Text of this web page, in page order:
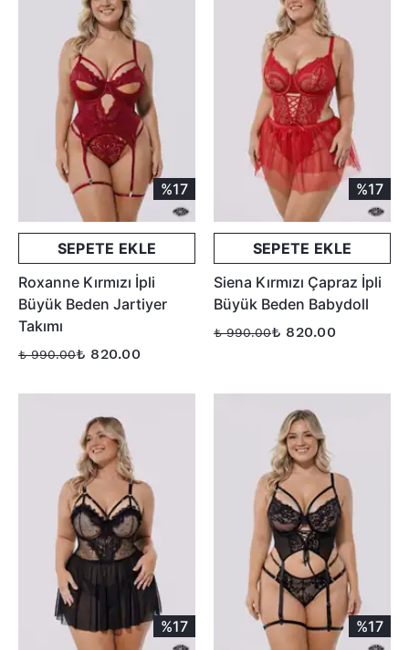
%17
SEPETE EKLE
Roxanne Kırmızı İpli
Büyük Beden Jartiyer
Takımı
₺ 990.00₺ 820.00
%17
SEPETE EKLE
Siena Kırmızı Çapraz İpli
Büyük Beden Babydoll
₺ 990.00₺ 820.00
%17 %17